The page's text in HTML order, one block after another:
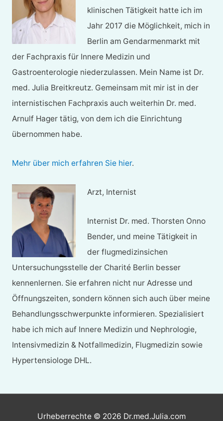
klinischen Tätigkeit hatte ich im
Jahr 2017 die Möglichkeit, mich in
Berlin am Gendarmenmarkt mit
der Fachpraxis für Innere Medizin und
Gastroenterologie niederzulassen. Mein Name ist Dr.
med. Julia Breitkreutz. Gemeinsam mit mir ist in der
internistischen Fachpraxis auch weiterhin Dr. med.
Arnulf Hager tätig, von dem ich die Einrichtung
übernommen habe.
Mehr über mich erfahren Sie hier.
Arzt, Internist
Internist Dr. med. Thorsten Onno
Bender, und meine Tätigkeit in
der flugmedizinsichen
Untersuchungsstelle der Charité Berlin besser
kennenlernen. Sie erfahren nicht nur Adresse und
Öffnungszeiten, sondern können sich auch über meine
Behandlungsschwerpunkte informieren. Spezialisiert
habe ich mich auf Innere Medizin und Nephrologie,
Intensivmedizin & Notfallmedizin, Flugmedizin sowie
Hypertensiologe DHL.
Urheberrechte © 2026 Dr.med.Julia.com